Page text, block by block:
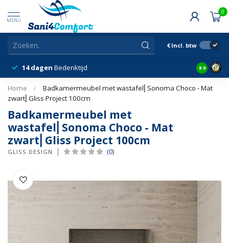
MENU
0
€ Incl. btw
14 dagen Bedenktijd Snelle
8.9
Home /
Badkamermeubel met wastafel⎢Sonoma Choco - Mat
zwart⎢Gliss Project 100cm
Badkamermeubel met
wastafel⎢Sonoma Choco - Mat
zwart⎢Gliss Project 100cm
GLISS DESIGN (0)